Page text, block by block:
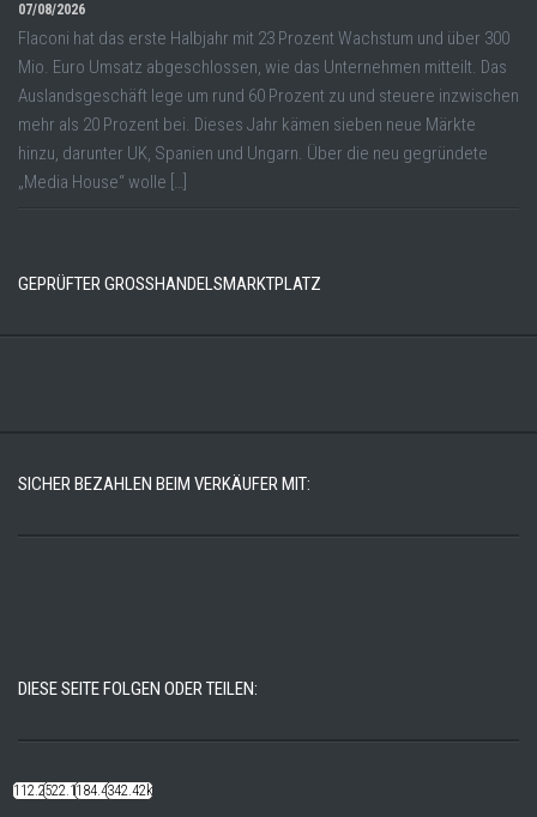
07/08/2026
Flaconi hat das erste Halbjahr mit 23 Prozent Wachstum und über 300
Mio. Euro Umsatz abgeschlossen, wie das Unternehmen mitteilt. Das
Auslandsgeschäft lege um rund 60 Prozent zu und steuere inzwischen
mehr als 20 Prozent bei. Dieses Jahr kämen sieben neue Märkte
hinzu, darunter UK, Spanien und Ungarn. Über die neu gegründete
„Media House“ wolle […]
GEPRÜFTER GROSSHANDELSMARKTPLATZ
SICHER BEZAHLEN BEIM VERKÄUFER MIT:
DIESE SEITE FOLGEN ODER TEILEN:
112.22k522.14k184.48k342.42k